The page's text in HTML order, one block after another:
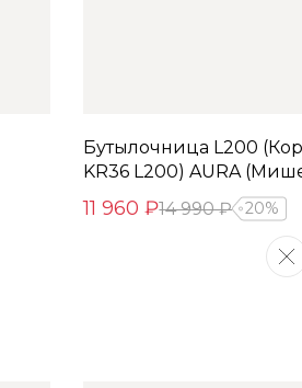
Бутылочница L200
KR36 L200) AURA
11 960 ₽14 990 ₽ 20%